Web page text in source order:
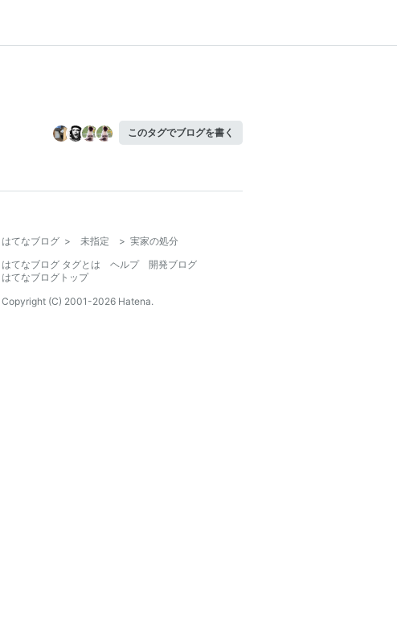
このタグでブログを書く
はてなブログ > 未指定 > 実家の処分
はてなブログ タグとは
ヘルプ
開発ブログ
はてなブログトップ
Copyright (C) 2001-2026 Hatena.